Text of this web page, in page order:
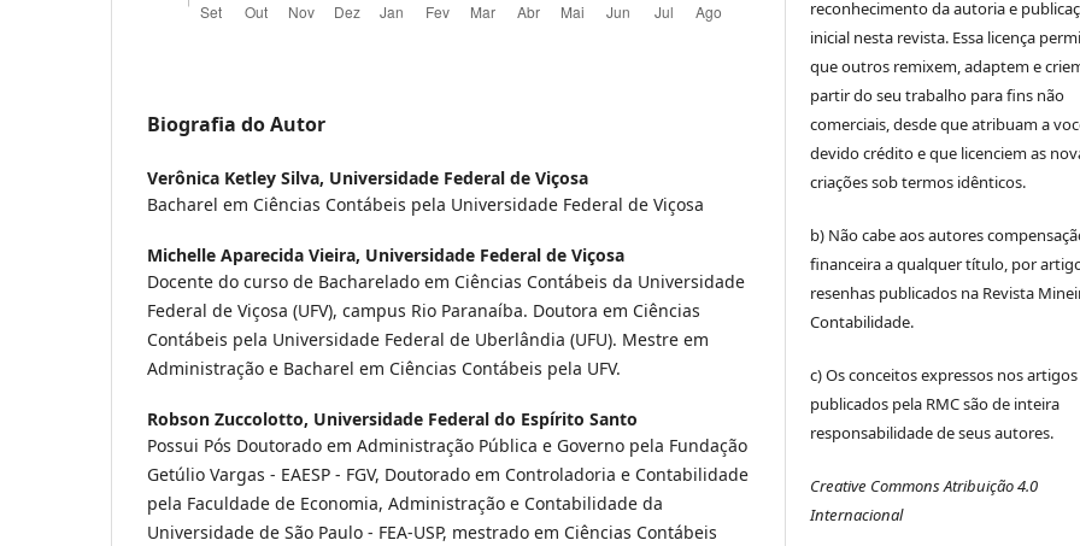
Biografia do Autor
Verônica Ketley Silva, Universidade Federal de Viçosa
Bacharel em Ciências Contábeis pela Universidade Federal de Viçosa
Michelle Aparecida Vieira, Universidade Federal de Viçosa
Docente do curso de Bacharelado em Ciências Contábeis da Universidade
Federal de Viçosa (UFV), campus Rio Paranaíba. Doutora em Ciências
Contábeis pela Universidade Federal de Uberlândia (UFU). Mestre em
Administração e Bacharel em Ciências Contábeis pela UFV.
Robson Zuccolotto, Universidade Federal do Espírito Santo
Possui Pós Doutorado em Administração Pública e Governo pela Fundação
Getúlio Vargas - EAESP - FGV, Doutorado em Controladoria e Contabilidade
pela Faculdade de Economia, Administração e Contabilidade da
Universidade de São Paulo - FEA-USP, mestrado em Ciências Contábeis
reconhecimento da autoria e
inicial nesta revista. Essa licença
que outros remixem, adaptem e
partir do seu trabalho para fins não
comerciais, desde que atribuam a
devido crédito e que licenciem as
criações sob termos idênticos.
b) Não cabe aos autores
financeira a qualquer título, por
resenhas publicados na Revista
Contabilidade.
c) Os conceitos expressos nos artigos
publicados pela RMC são de inteira
responsabilidade de seus autores.
Creative Commons Atribuição 4.0
Internacional